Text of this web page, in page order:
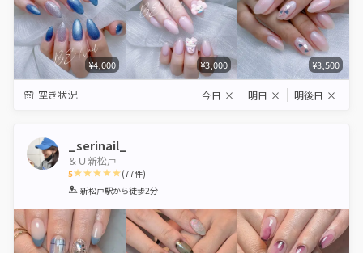
¥4,000 ¥3,000 ¥3,500
空き状況 今日 × 明日 × 明後日 ×
_serinail_
＆Ｕ新松戸
5
1 2 3 4 5
(77件)
新松戸駅から徒歩2分